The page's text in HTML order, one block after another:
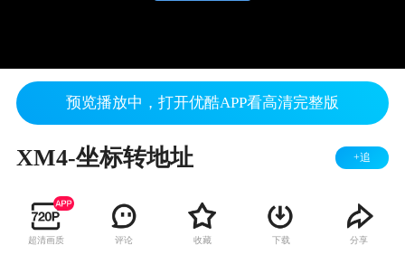
预览播放中，打开优酷APP看高清完整版
XM4-坐标转地址 +追
超清画质 评论 收藏 下载 分享